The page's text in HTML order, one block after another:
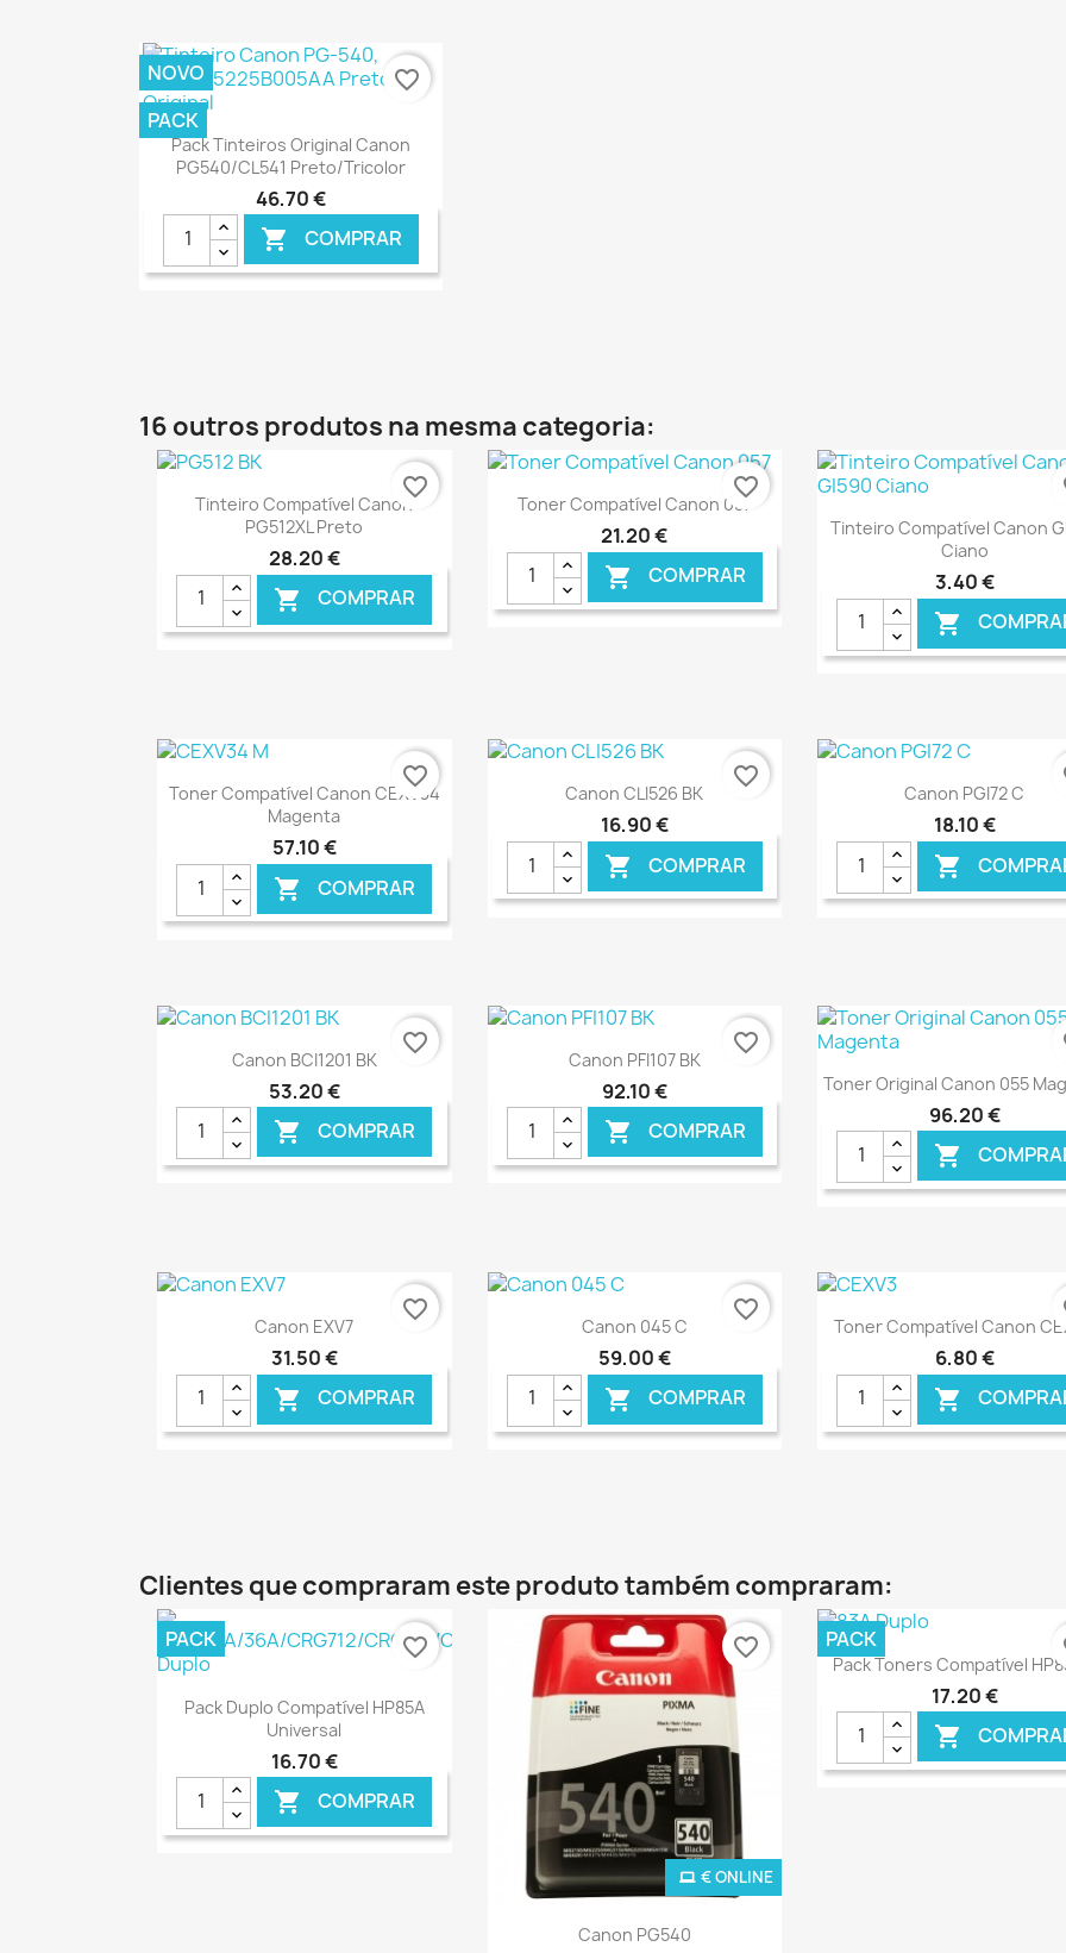
Ver+
Pack Tinteiros Original Canon
PG540/CL541 Preto/Tricolor
46,70 €
 COMPRAR
NOVO
PACK
favorite_border
16 outros produtos na mesma categoria:
Ver+
Tinteiro Compatível Canon
PG512XL Preto
28,20 €
 COMPRAR
favorite_border Ver+
Toner Compatível Canon 057
21,20 €
 COMPRAR
favorite_border
Ver+
Tinteiro Compatível Canon
Ciano
3,40 €

Ver+
Toner Compatível Canon CEXV34
Magenta
57,10 €
 COMPRAR
favorite_border Ver+
Canon CLI526 BK
16,90 €
 COMPRAR
favorite_border Ver+
Canon PGI72 C
18,10 €

€
Ver+
Canon BCI1201 BK
53,20 €
 COMPRAR
favorite_border  Ver+
Canon PFI107 BK
92,10 €
 COMPRAR
favorite_border
Ver+
Toner Original Canon 055
96,20 €

Ver+
Canon EXV7
31,50 €
 COMPRAR
favorite_border Ver+
Canon 045 C
59,00 €
 COMPRAR
favorite_border Ver+
Toner Compatível Canon
6,80 €

Clientes que compraram este produto também compraram:
Ver+
Pack Duplo Compatível HP85A
Universal
16,70 €
 COMPRAR
PACK favorite_border
Ver+
Canon PG540
€ ONLINE
favorite_border Ver+
Pack Toners Compatível
17,20 €

PACK